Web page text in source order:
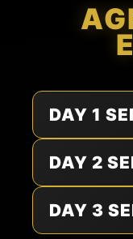
DAY 1
DAY 2
DAY 3